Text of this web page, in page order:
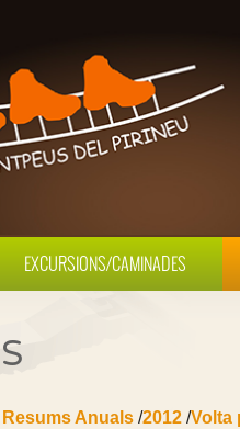
EXCURSIONS/CAMINADES
Anuals /2012 /Volta